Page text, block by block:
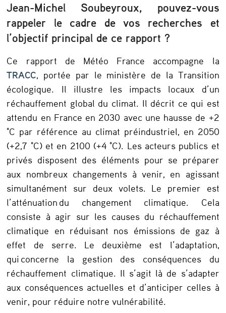
s
q
u
e
s
n
a
t
u
r
e
l
s
e
n
c
o
r
Jean-Michel Soubeyroux, pouvez-vous
rappeler le cadre de vos recherches et
l’objectif principal de ce rapport ?
Ce rapport de Météo France accompagne la
TRACC, portée par le ministère de la Transition
écologique. Il illustre les impacts locaux d’un
réchauffement global du climat. Il décrit ce qui est
attendu en France en 2030 avec une hausse de +2
°C par référence au climat préindustriel, en 2050
(+2,7 °C) et en 2100 (+4 °C). Les acteurs publics et
privés disposent des éléments pour se préparer
aux nombreux changements à venir, en agissant
simultanément sur deux volets. Le premier est
l’atténuation du changement climatique. Cela
consiste à agir sur les causes du réchauffement
climatique en réduisant nos émissions de gaz à
effet de serre. Le deuxième est l’adaptation,
qui concerne la gestion des conséquences du
réchauffement climatique. Il s’agit là de s’adapter
aux conséquences actuelles et d’anticiper celles à
venir, pour réduire notre vulnérabilité.